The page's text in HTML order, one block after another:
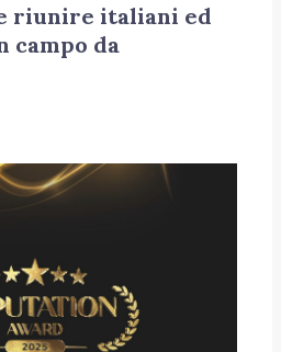
riunire italiani ed
campo da